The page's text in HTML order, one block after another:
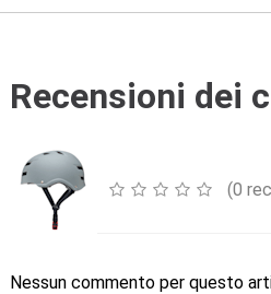
Recensioni dei
(0
Nessun commento per questo